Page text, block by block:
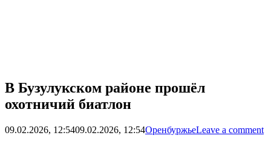
В Бузулукском районе прошёл
охотничий биатлон
09.02.2026, 12:5409.02.2026, 12:54ОренбуржьеLeave a comment